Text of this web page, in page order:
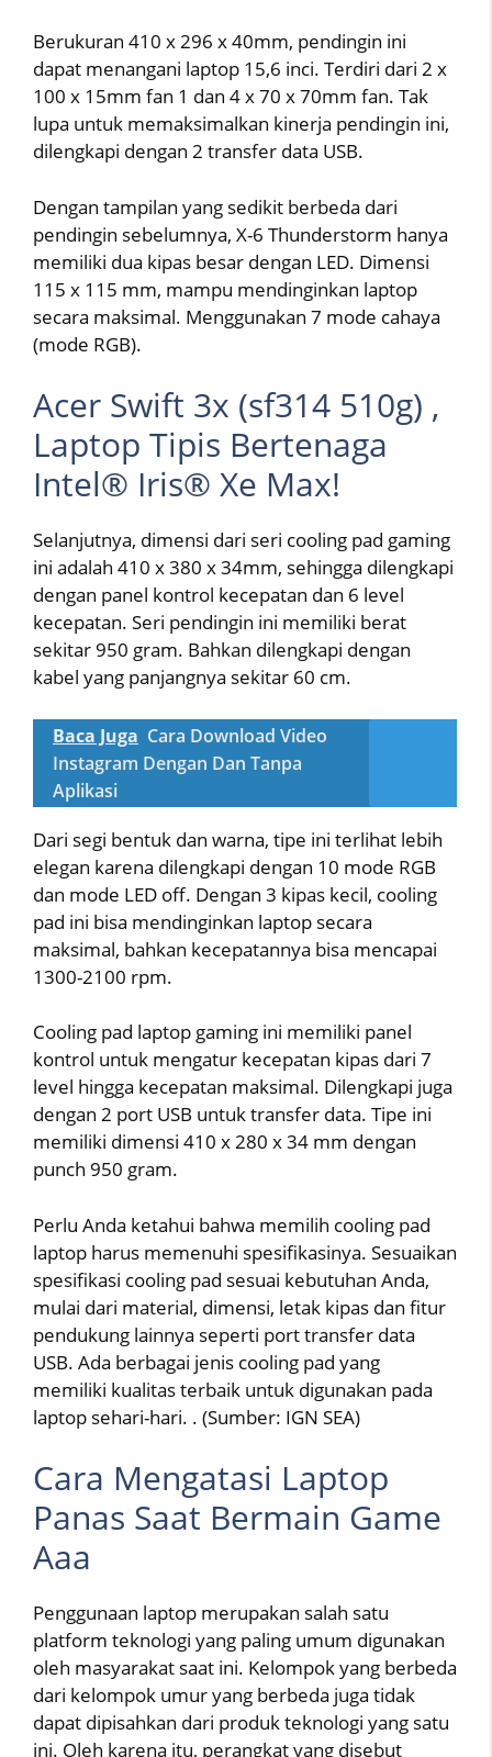
Berukuran 410 x 296 x 40mm, pendingin ini
dapat menangani laptop 15,6 inci. Terdiri dari 2 x
100 x 15mm fan 1 dan 4 x 70 x 70mm fan. Tak
lupa untuk memaksimalkan kinerja pendingin ini,
dilengkapi dengan 2 transfer data USB.
Dengan tampilan yang sedikit berbeda dari
pendingin sebelumnya, X-6 Thunderstorm hanya
memiliki dua kipas besar dengan LED. Dimensi
115 x 115 mm, mampu mendinginkan laptop
secara maksimal. Menggunakan 7 mode cahaya
(mode RGB).
Acer Swift 3x (sf314 510g) ,
Laptop Tipis Bertenaga
Intel® Iris® Xe Max!
Selanjutnya, dimensi dari seri cooling pad gaming
ini adalah 410 x 380 x 34mm, sehingga dilengkapi
dengan panel kontrol kecepatan dan 6 level
kecepatan. Seri pendingin ini memiliki berat
sekitar 950 gram. Bahkan dilengkapi dengan
kabel yang panjangnya sekitar 60 cm.
Baca Juga Cara Download Video
Instagram Dengan Dan Tanpa
Aplikasi
Dari segi bentuk dan warna, tipe ini terlihat lebih
elegan karena dilengkapi dengan 10 mode RGB
dan mode LED off. Dengan 3 kipas kecil, cooling
pad ini bisa mendinginkan laptop secara
maksimal, bahkan kecepatannya bisa mencapai
1300-2100 rpm.
Cooling pad laptop gaming ini memiliki panel
kontrol untuk mengatur kecepatan kipas dari 7
level hingga kecepatan maksimal. Dilengkapi juga
dengan 2 port USB untuk transfer data. Tipe ini
memiliki dimensi 410 x 280 x 34 mm dengan
punch 950 gram.
Perlu Anda ketahui bahwa memilih cooling pad
laptop harus memenuhi spesifikasinya. Sesuaikan
spesifikasi cooling pad sesuai kebutuhan Anda,
mulai dari material, dimensi, letak kipas dan fitur
pendukung lainnya seperti port transfer data
USB. Ada berbagai jenis cooling pad yang
memiliki kualitas terbaik untuk digunakan pada
laptop sehari-hari. . (Sumber: IGN SEA)
Cara Mengatasi Laptop
Panas Saat Bermain Game
Aaa
Penggunaan laptop merupakan salah satu
platform teknologi yang paling umum digunakan
oleh masyarakat saat ini. Kelompok yang berbeda
dari kelompok umur yang berbeda juga tidak
dapat dipisahkan dari produk teknologi yang satu
ini. Oleh karena itu, perangkat yang disebut